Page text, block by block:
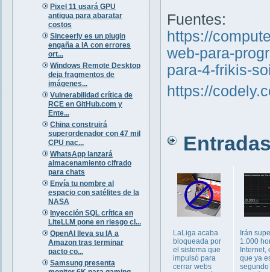
Pixel 11 usará GPU
antigua para abaratar
costos
Sinceerly es un plugin
engaña a IA con errores
ort...
Windows Remote Desktop
deja fragmentos de
imágenes...
Vulnerabilidad crítica de
RCE en GitHub.com y
Ente...
China construirá
superordenador con 47 mil
CPU nac...
WhatsApp lanzará
almacenamiento cifrado
para chats
Envía tu nombre al
espacio con satélites de la
NASA
Inyección SQL crítica en
LiteLLM pone en riesgo cl...
OpenAI lleva su IA a
Amazon tras terminar
pacto co...
Samsung presenta
Fuentes:
https://
web-para-
para-4-frikis-
https://
Entradas
LaLiga acaba
bloqueada por
el sistema que
impulsó para
cerrar webs
Irán
1.000
Internet,
que ya